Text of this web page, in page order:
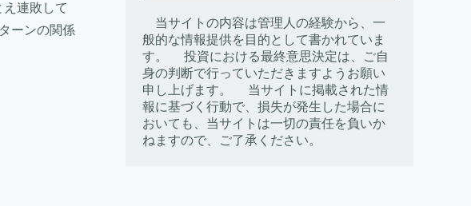
連敗して
ーンの関係
当サイトの内容は管理人の経験から、一
般的な情報提供を目的として書かれていま
す。 投資における最終意思決定は、ご自
身の判断で行っていただきますようお願い
申し上げます。 当サイトに掲載された情
報に基づく行動で、損失が発生した場合に
おいても、当サイトは一切の責任を負いか
ねますので、ご了承ください。